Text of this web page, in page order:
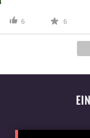
6 6